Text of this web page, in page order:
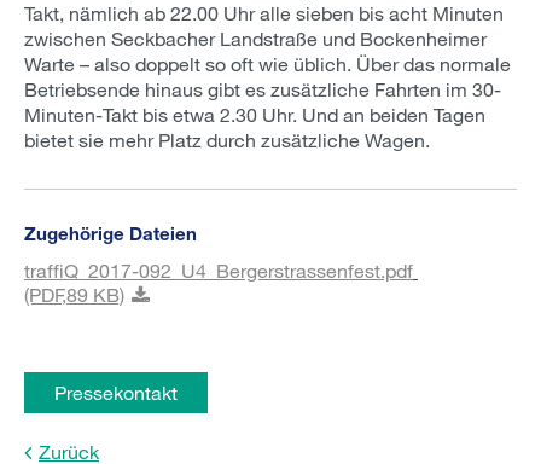
Takt, nämlich ab 22.00 Uhr alle sieben bis acht Minuten
zwischen Seckbacher Landstraße und Bockenheimer
Warte – also doppelt so oft wie üblich. Über das normale
Betriebsende hinaus gibt es zusätzliche Fahrten im 30-
Minuten-Takt bis etwa 2.30 Uhr. Und an beiden Tagen
bietet sie mehr Platz durch zusätzliche Wagen.
Zugehörige Dateien
traffiQ_2017-092_U4_Bergerstrassenfest.pdf
(PDF,89 KB)
Pressekontakt
Zurück